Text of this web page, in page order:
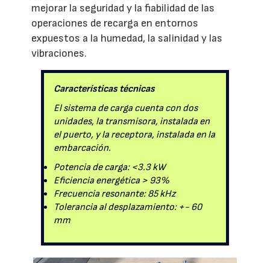
mejorar la seguridad y la fiabilidad de las
operaciones de recarga en entornos
expuestos a la humedad, la salinidad y las
vibraciones.
Características técnicas
El sistema de carga cuenta con dos
unidades, la transmisora, instalada en
el puerto, y la receptora, instalada en la
embarcación.
Potencia de carga: <3.3 kW
Eficiencia energética > 93%
Frecuencia resonante: 85 kHz
Tolerancia al desplazamiento: +- 60
mm